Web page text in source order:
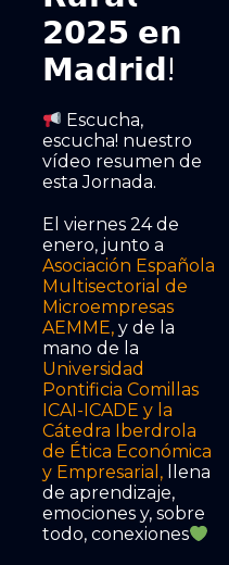
𝟮𝟬𝟮𝟱 𝗲𝗻
𝗠𝗮𝗱𝗿𝗶𝗱!
Escucha,
escucha! nuestro
vídeo resumen de
esta Jornada.
El viernes 24 de
enero, junto a
Asociación Española
Multisectorial de
Microempresas
AEMME, y de la
mano de la
Universidad
Pontificia Comillas
ICAI-ICADE y la
Cátedra Iberdrola
de Ética Económica
y Empresarial , llena
de aprendizaje,
emociones y, sobre
todo, conexiones